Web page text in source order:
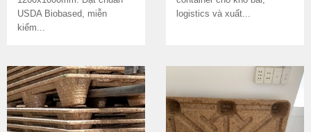
USDA Biobased, miễn
kiểm...
logistics và xuất...